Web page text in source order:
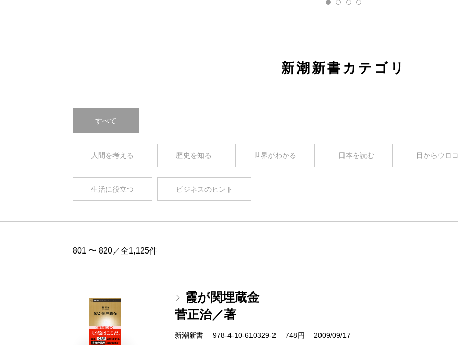
新潮新書カテゴリ
すべて
人間を考える 歴史を知る 世界がわかる 日本を読む 目からウロコ
生活に役立つ ビジネスのヒント
801 〜 820／全1,125件
霞が関埋蔵金
菅正治／著
新潮新書 978-4-10-610329-2 748円 2009/09/17